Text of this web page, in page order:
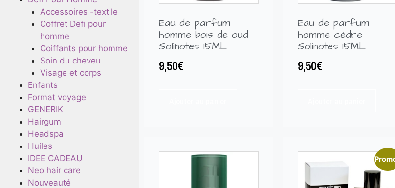
Accessoires -textile
Coffret Defi pour
homme
Coiffants pour homme
Soin du cheveu
Visage et corps
Enfants
Format voyage
GENERIK
Hairgum
Headspa
Huiles
IDEE CADEAU
Neo hair care
Nouveauté
Eau de parfum
homme bois de oud
Solinotes 15ML
9,50€
Eau de parfum
homme cèdre
Solinotes 15ML
9,50€